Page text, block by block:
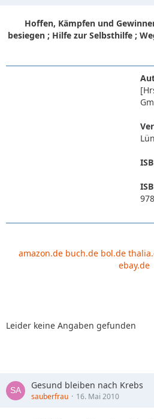
Hoffen, Kämpfen und
besiegen ; Hilfe zur Selbsthilfe ;
amazon.de buch.de bol.de
ebay.de
Leider keine Angaben gefunden
Gesund bleiben nach Krebs
sauberfrau 16. Mai 2010